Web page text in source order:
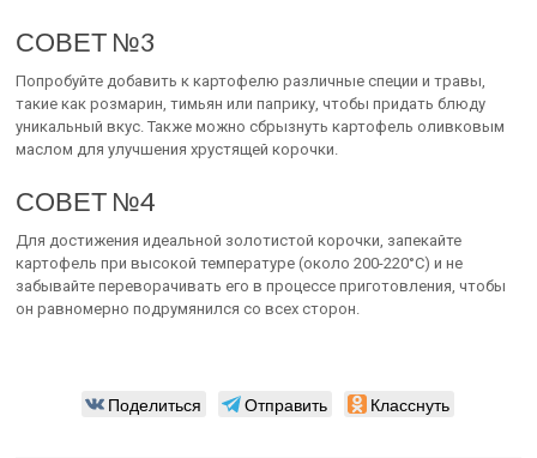
СОВЕТ №3
Попробуйте добавить к картофелю различные специи и травы,
такие как розмарин, тимьян или паприку, чтобы придать блюду
уникальный вкус. Также можно сбрызнуть картофель оливковым
маслом для улучшения хрустящей корочки.
СОВЕТ №4
Для достижения идеальной золотистой корочки, запекайте
картофель при высокой температуре (около 200-220°C) и не
забывайте переворачивать его в процессе приготовления, чтобы
он равномерно подрумянился со всех сторон.
Поделиться Отправить Класснуть